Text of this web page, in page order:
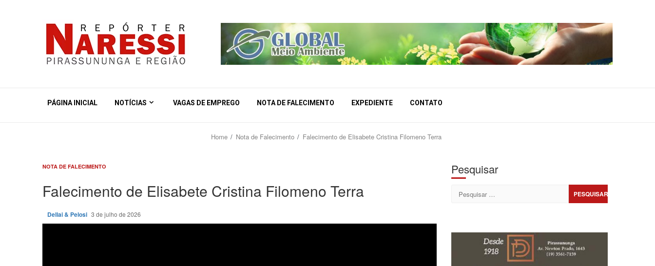
PÁGINA INICIAL NOTÍCIAS VAGAS DE EMPREGO NOTA DE FALECIMENTO EXPEDIENTE CONTATO
Home Nota de Falecimento Falecimento de Elisabete Cristina Filomeno Terra
NOTA DE FALECIMENTO
Falecimento de Elisabete Cristina Filomeno Terra
Dellai & Pelosi 3 de julho de 2026
Pesquisar
Pesquisar